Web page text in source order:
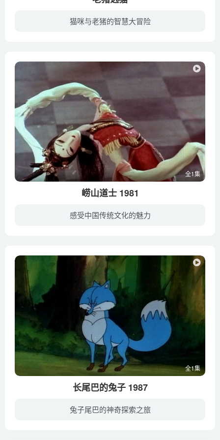
猫咪与老猪的智慧大冒险
全1集
崂山道士 1981
感受中国传统文化的魅力
全1集
长尾巴的兔子 1987
兔子尾巴的神奇探索之旅